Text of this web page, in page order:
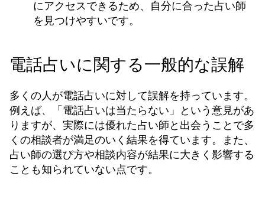
にアクセスできるため、自分に合った占い師
を見つけやすいです。
電話占いに関する一般的な誤解
多くの人が電話占いに対して誤解を持っています。
例えば、「電話占いは当たらない」という意見があ
りますが、実際には優れた占い師と出会うことで多
くの相談者が満足のいく結果を得ています。また、
占い師の選び方や相談内容が結果に大きく影響する
ことも知られていない点です。